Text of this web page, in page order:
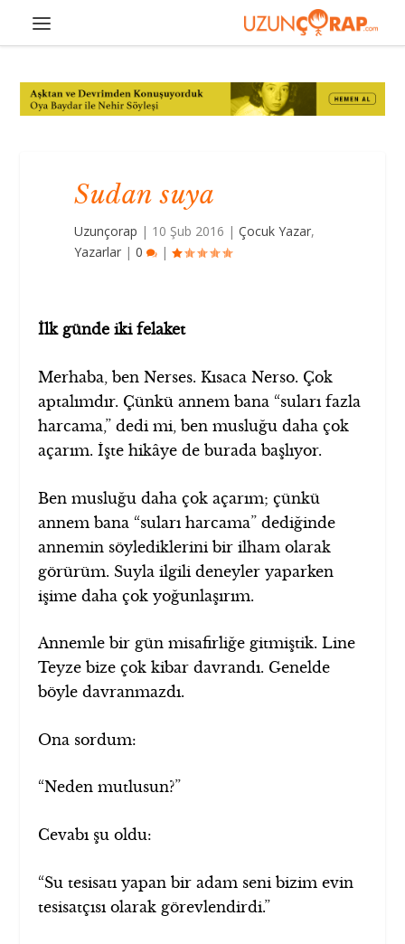
Sudan suya
Uzunçorap | 10 Şub 2016 |Çocuk Yazar,
Yazarlar |0 |
İlk günde iki felaket
Merhaba, ben Nerses. Kısaca Nerso. Çok
aptalımdır. Çünkü annem bana “suları fazla
harcama,” dedi mi, ben musluğu daha çok
açarım. İşte hikâye de burada başlıyor.
Ben musluğu daha çok açarım; çünkü
annem bana “suları harcama” dediğinde
annemin söylediklerini bir ilham olarak
görürüm. Suyla ilgili deneyler yaparken
işime daha çok yoğunlaşırım.
Annemle bir gün misafirliğe gitmiştik. Line
Teyze bize çok kibar davrandı. Genelde
böyle davranmazdı.
Ona sordum:
“Neden mutlusun?”
Cevabı şu oldu:
“Su tesisatı yapan bir adam seni bizim evin
tesisatçısı olarak görevlendirdi.”